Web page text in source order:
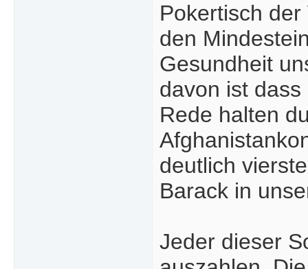
Pokertisch
den
Gesundheit
davon ist
Rede halten
deutlich
Barack in
Jeder dieser